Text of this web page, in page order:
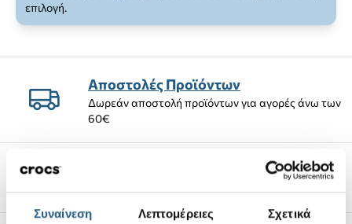
Συναίνεση Λεπτομέρειες Σχετικά
επιλογή.
Αποστολές Προϊόντων
Δωρεάν αποστολή προϊόντων για αγορές άνω των
60€
Δωρεάν επιστροφές εντός 14 ημέρων